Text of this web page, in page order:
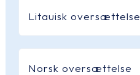
Litauisk oversættelse
Norsk oversættelse